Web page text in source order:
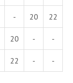
- 20 22
20 - -
22 - -